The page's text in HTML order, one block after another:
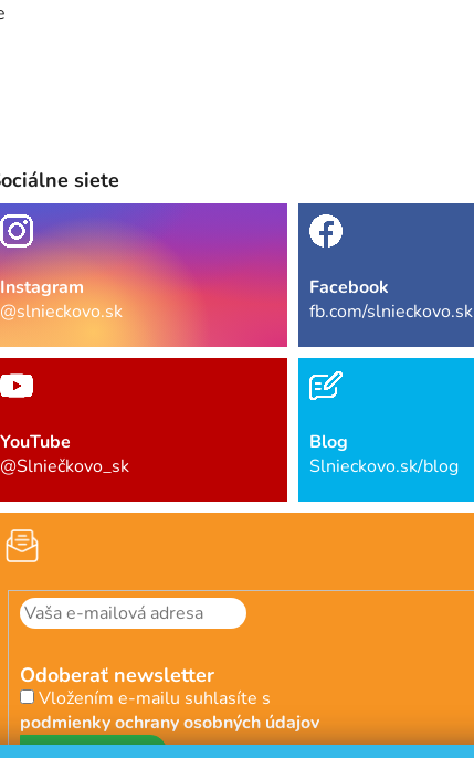
siete
Instagram
@slnieckovo.sk
Facebook
fb.com/slnieckovo.sk
YouTube
@Slniečkovo_sk
Blog
Slnieckovo.sk/blog
Odoberať newsletter
Vložením e-mailu suhlasíte s
podmienky ochrany osobných údajov